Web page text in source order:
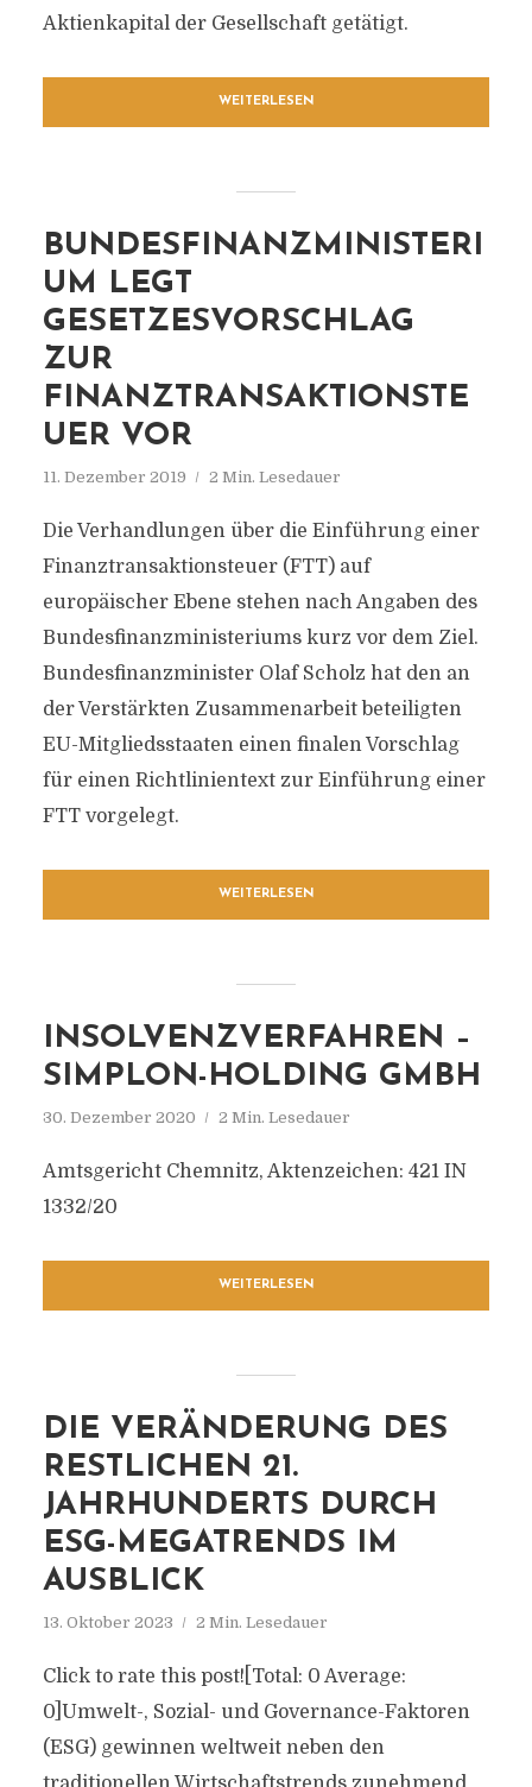
Aktienkapital der Gesellschaft getätigt.
WEITERLESEN
BUNDESFINANZMINISTERI
UM LEGT
GESETZESVORSCHLAG
ZUR
FINANZTRANSAKTIONSTE
UER VOR
11. Dezember 2019 2 Min. Lesedauer
Die Verhandlungen über die Einführung einer
Finanztransaktionsteuer (FTT) auf
europäischer Ebene stehen nach Angaben des
Bundesfinanzministeriums kurz vor dem Ziel.
Bundesfinanzminister Olaf Scholz hat den an
der Verstärkten Zusammenarbeit beteiligten
EU-Mitgliedsstaaten einen finalen Vorschlag
für einen Richtlinientext zur Einführung einer
FTT vorgelegt.
WEITERLESEN
INSOLVENZVERFAHREN –
SIMPLON-HOLDING GMBH
30. Dezember 2020 2 Min. Lesedauer
Amtsgericht Chemnitz, Aktenzeichen: 421 IN
1332/20
WEITERLESEN
DIE VERÄNDERUNG DES
RESTLICHEN 21.
JAHRHUNDERTS DURCH
ESG-MEGATRENDS IM
AUSBLICK
13. Oktober 2023 2 Min. Lesedauer
Click to rate this post![Total: 0 Average:
0]Umwelt-, Sozial- und Governance-Faktoren
(ESG) gewinnen weltweit neben den